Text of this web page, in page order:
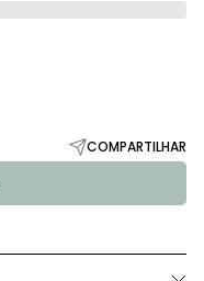
COMPARTILHAR